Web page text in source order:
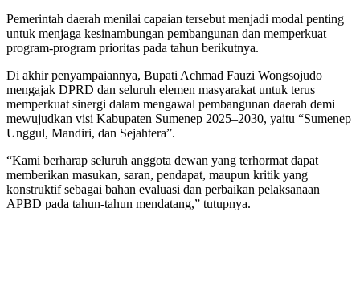
Pemerintah daerah menilai capaian tersebut menjadi modal penting
untuk menjaga kesinambungan pembangunan dan memperkuat
program-program prioritas pada tahun berikutnya.
Di akhir penyampaiannya, Bupati Achmad Fauzi Wongsojudo
mengajak DPRD dan seluruh elemen masyarakat untuk terus
memperkuat sinergi dalam mengawal pembangunan daerah demi
mewujudkan visi Kabupaten Sumenep 2025–2030, yaitu “Sumenep
Unggul, Mandiri, dan Sejahtera”.
“Kami berharap seluruh anggota dewan yang terhormat dapat
memberikan masukan, saran, pendapat, maupun kritik yang
konstruktif sebagai bahan evaluasi dan perbaikan pelaksanaan
APBD pada tahun-tahun mendatang,” tutupnya.